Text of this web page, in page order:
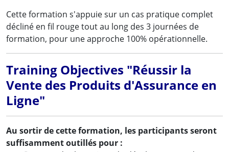
Cette formation s'appuie sur un cas pratique complet
décliné en fil rouge tout au long des 3 journées de
formation, pour une approche 100% opérationnelle.
Training Objectives "Réussir la
Vente des Produits d'Assurance en
Ligne"
Au sortir de cette formation, les participants seront
suffisamment outillés pour :